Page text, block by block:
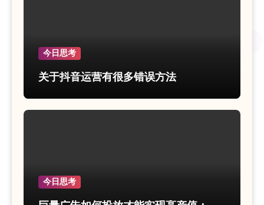
今日思考
关于抖音运营有很多错误方法
今日思考